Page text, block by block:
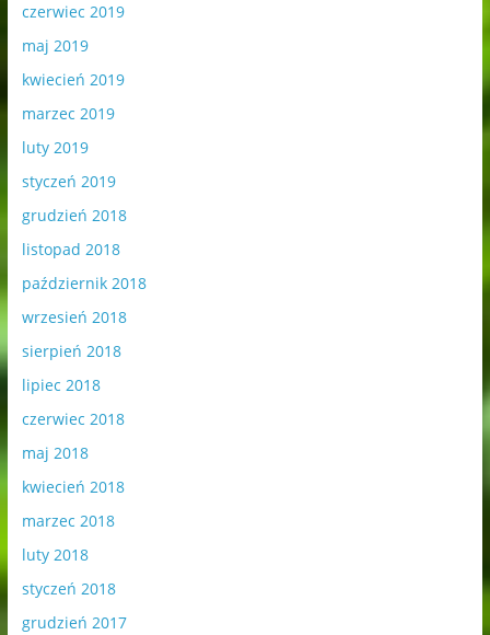
czerwiec 2019
maj 2019
kwiecień 2019
marzec 2019
luty 2019
styczeń 2019
grudzień 2018
listopad 2018
październik 2018
wrzesień 2018
sierpień 2018
lipiec 2018
czerwiec 2018
maj 2018
kwiecień 2018
marzec 2018
luty 2018
styczeń 2018
grudzień 2017